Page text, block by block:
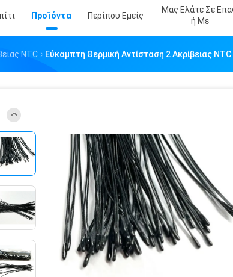
Προϊόντα Περίπου Εμείς
Μας Ελάτε Σε
Ή Με
NTC Εύκαμπτη Θερμική Αντίσταση 2 Ακρίβειας